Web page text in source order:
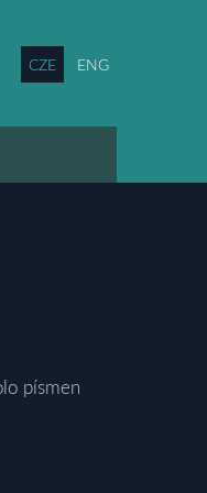
CZE ENG
písmen